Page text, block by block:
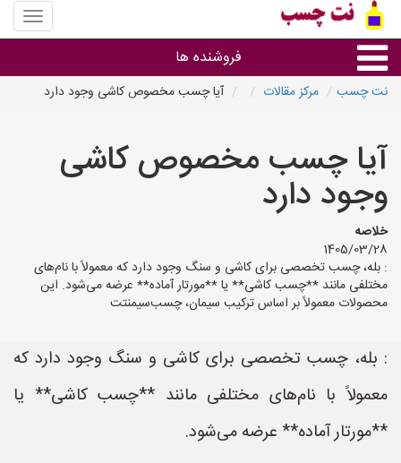
منوی
سایت
چسب
فروشنده ها
استان ها
نت چسب مرکز مقالات آیا چسب مخصوص کاشی وجود دارد
آیا چسب مخصوص کاشی
وجود دارد
خلاصه
1405/03/28
: بله، چسب تخصصی برای کاشی و سنگ وجود دارد که معمولاً با نام‌های
مختلفی مانند **چسب کاشی** یا **مورتار آماده** عرضه می‌شود. این
محصولات معمولاً بر اساس ترکیب سیمان، چسب‌سیمنتت
: بله، چسب تخصصی برای کاشی و سنگ وجود دارد که
معمولاً با نام‌های مختلفی مانند **چسب کاشی** یا
**مورتار آماده** عرضه می‌شود.